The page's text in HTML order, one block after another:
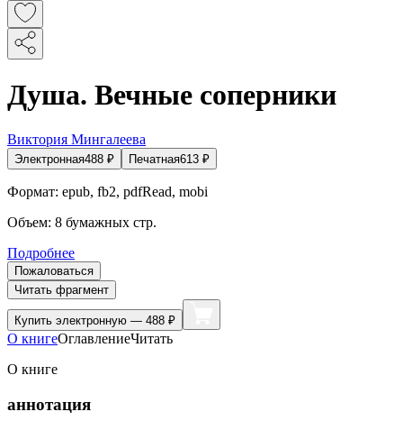
Душа. Вечные соперники
Виктория Мингалеева
Электронная488 ₽ Печатная613 ₽
Формат: epub, fb2, pdfRead, mobi
Объем: 8 бумажных стр.
Подробнее
Пожаловаться
Читать фрагмент
Купить электронную — 488 ₽
О книгеОглавлениеЧитать
О книге
аннотация